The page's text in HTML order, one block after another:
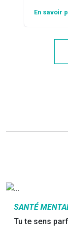
En savoir
SANTÉ
Tu te sens